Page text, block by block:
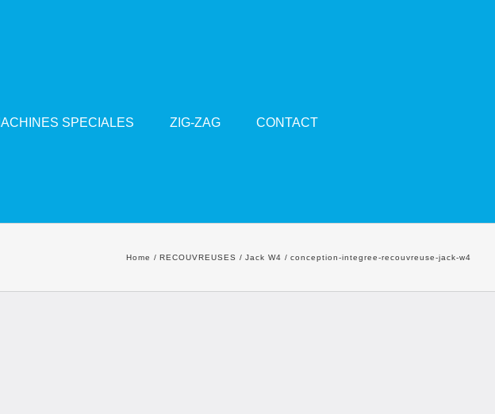
SPECIALES ZIG-ZAG CONTACT
Home RECOUVREUSES Jack W4 conception-integree-recouvreuse-jack-w4